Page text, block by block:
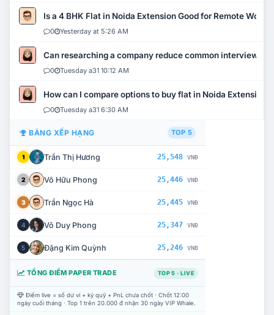
Is a 4 BHK Flat in Noida Extension Good for Remote Work?
0 Yesterday at 5:26 AM
Can researching a company reduce common interview
0 Tuesday a31 10:12 AM
How can I compare options to buy flat in Noida Extension?
0 Tuesday a31 6:30 AM
BẢNG XẾP HẠNG TOP 5
1 Trần Thị Hương 25,548 VNĐ
2 Võ Hữu Phong 25,446 VNĐ
3 Trần Ngọc Hà 25,445 VNĐ
4 Võ Duy Phong 25,347 VNĐ
5 Đặng Kim Quỳnh 25,246 VNĐ
TỔNG ĐIỂM PAPER TRADE TOP 5 · LIVE
Điểm live = số dư ví + ký quỹ + PnL chưa chốt · Chốt 12:00
ngày cuối tháng · Top 1 trên 20.000 đ nhận 30 ngày VIP Whale.